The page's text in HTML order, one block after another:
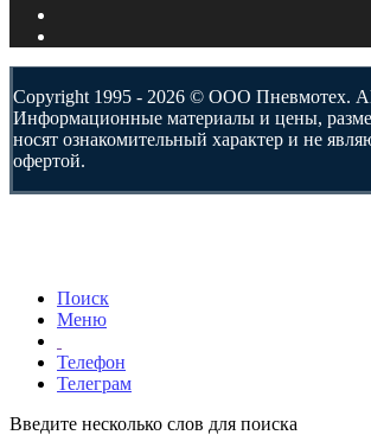
Copyright 1995 - 2026 © ООО Пневмотех.
Информационные материалы и цены,
носят ознакомительный характер и не
офертой.
Поиск
Меню
Телефон
Телеграм
Введите несколько слов для поиска